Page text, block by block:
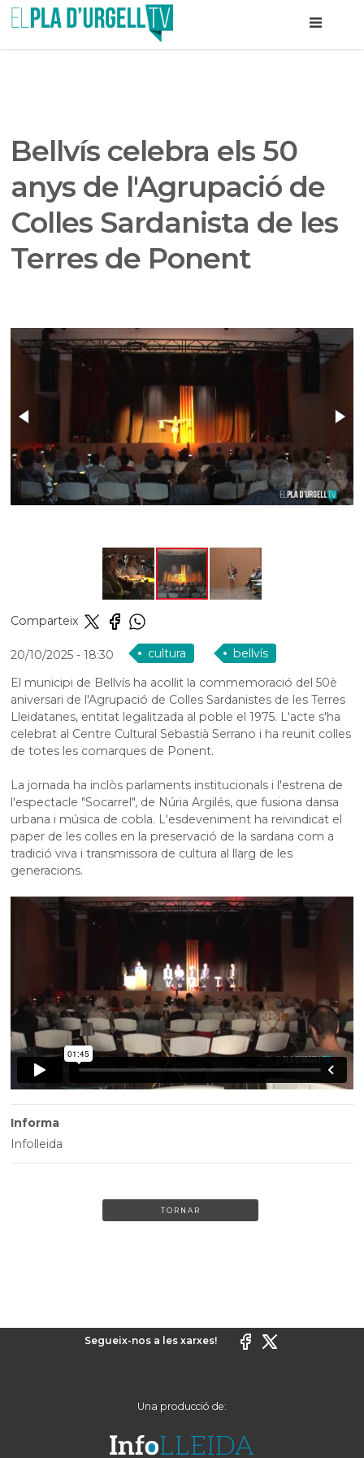
Bellvís celebra els 50
anys de l'Agrupació de
Colles Sardanista de les
Terres de Ponent
Comparteix
20/10/2025- 18:30 cultura
bellvís
El municipi de Bellvís ha acollit la commemoració del 50è
aniversari de l'Agrupació de Colles Sardanistes de les Terres
Lleidatanes, entitat legalitzada al poble el 1975. L'acte s'ha
celebrat al Centre Cultural Sebastià Serrano i ha reunit colles
de totes les comarques de Ponent.
La jornada ha inclòs parlaments institucionals i l'estrena de
l'espectacle "Socarrel", de Núria Argilés, que fusiona dansa
urbana i música de cobla. L'esdeveniment ha reivindicat el
paper de les colles en la preservació de la sardana com a
tradició viva i transmissora de cultura al llarg de les
generacions.
Informa
Infolleida
TORNAR
Segueix-nos a les xarxes!
Una producció de: